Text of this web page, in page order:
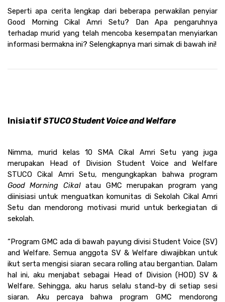
Seperti apa cerita lengkap dari beberapa perwakilan penyiar
Good Morning Cikal Amri Setu? Dan Apa pengaruhnya
terhadap murid yang telah mencoba kesempatan menyiarkan
informasi bermakna ini? Selengkapnya mari simak di bawah ini!
Inisiatif STUCO Student Voice and Welfare
Nimma, murid kelas 10 SMA Cikal Amri Setu yang juga
merupakan Head of Division Student Voice and Welfare
Good Morning Cikal atau GMC merupakan program yang
diinisiasi untuk menguatkan komunitas di Sekolah Cikal Amri
Setu dan mendorong motivasi murid untuk berkegiatan di
sekolah.
“Program GMC ada di bawah payung divisi Student Voice (SV)
and Welfare. Semua anggota SV & Welfare diwajibkan untuk
ikut serta mengisi siaran secara rolling atau bergantian. Dalam
hal ini, aku menjabat sebagai Head of Division (HOD) SV &
Welfare. Sehingga, aku harus selalu stand-by di setiap sesi
siaran. Aku percaya bahwa program GMC mendorong